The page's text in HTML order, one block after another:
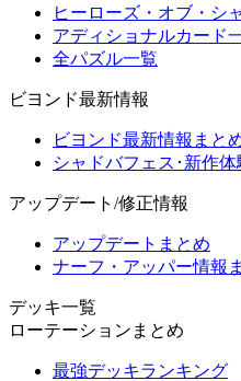
ヒーローズ・オブ・シ
アディショナルカード
全パズル一覧
ビヨンド最新情報
ビヨンド最新情報まと
シャドバフェス･新作体
アップデート/修正情報
アップデートまとめ
ナーフ・アッパー情報
デッキ一覧
ローテーションまとめ
最強デッキランキング